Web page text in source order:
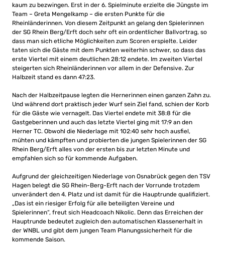
kaum zu bezwingen. Erst in der 6. Spielminute erzielte die Jüngste im
Team – Greta Mengelkamp – die ersten Punkte für die
Rheinländerinnen. Von diesem Zeitpunkt an gelang den Spielerinnen
der SG Rhein Berg/Erft doch sehr oft ein ordentlicher Ballvortrag, so
dass man sich etliche Möglichkeiten zum Scoren erspielte. Leider
taten sich die Gäste mit dem Punkten weiterhin schwer, so dass das
erste Viertel mit einem deutlichen 28:12 endete. Im zweiten Viertel
steigerten sich Rheinländerinnen vor allem in der Defensive. Zur
Halbzeit stand es dann 47:23.
Nach der Halbzeitpause legten die Hernerinnen einen ganzen Zahn zu.
Und während dort praktisch jeder Wurf sein Ziel fand, schien der Korb
für die Gäste wie vernagelt. Das Viertel endete mit 38:8 für die
Gastgeberinnen und auch das letzte Viertel ging mit 17:9 an den
Herner TC. Obwohl die Niederlage mit 102:40 sehr hoch ausfiel,
mühten und kämpften und probierten die jungen Spielerinnen der SG
Rhein Berg/Erft alles von der ersten bis zur letzten Minute und
empfahlen sich so für kommende Aufgaben.
Aufgrund der gleichzeitigen Niederlage von Osnabrück gegen den TSV
Hagen belegt die SG Rhein-Berg-Erft nach der Vorrunde trotzdem
unverändert den 4. Platz und ist damit für die Hauptrunde qualifiziert.
„Das ist ein riesiger Erfolg für alle beteiligten Vereine und
Spielerinnen“, freut sich Headcoach Nikolic. Denn das Erreichen der
Hauptrunde bedeutet zugleich den automatischen Klassenerhalt in
der WNBL und gibt dem jungen Team Planungssicherheit für die
kommende Saison.